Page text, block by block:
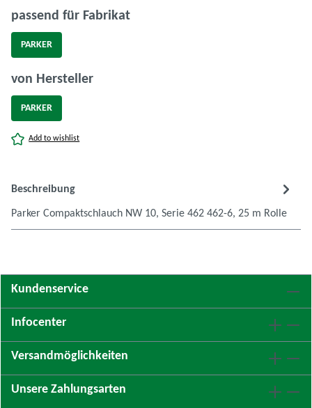
passend für Fabrikatauswählen
PARKER
von Herstellerauswählen
PARKER
Add to wishlist
Beschreibung
Parker Compaktschlauch NW 10, Serie 462 462-6, 25 m Rolle
Kundenservice
Infocenter
Versandmöglichkeiten
Unsere Zahlungsarten